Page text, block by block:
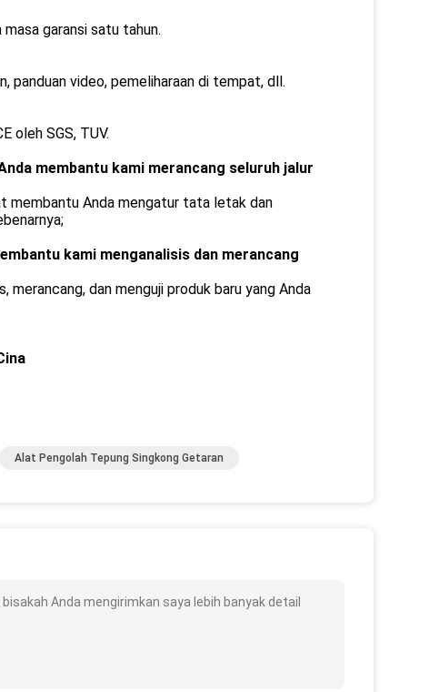
garansi satu tahun.
panduan video, pemeliharaan di tempat, dll.
oleh SGS, TUV.
membantu kami merancang seluruh jalur
membantu Anda mengatur tata letak dan
kami menganalisis dan merancang
dan menguji produk baru yang Anda
Alat Pengolah Tepung Singkong Getaran
Anda mengirimkan saya lebih banyak detail